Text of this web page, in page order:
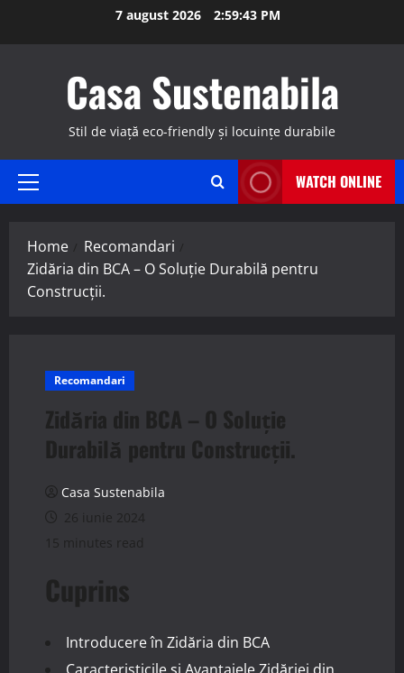
7 august 2026 2:59:44 PM
Casa Sustenabila
Stil de viață eco-friendly și locuințe durabile
Primary
WATCH ONLINE
Home
Recomandari
Zidăria din BCA – O Soluție Durabilă pentru
Construcții.
Recomandari
Zidăria din BCA – O Soluție
Durabilă pentru Construcții.
Casa Sustenabila
26 iunie 2024
15 minutes read
Cuprins
Introducere în Zidăria din BCA